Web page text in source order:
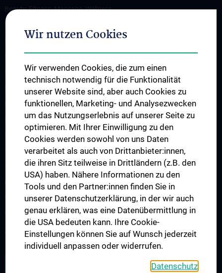
Beauty, Fitness, Massage, Wellness
Brillen, Optik
Ernährung, Kulinarik
Großmärkte
Telekommunikation
Uhren, Schmuck
Veranstaltungen, Kultur
Versicherungen
Zeitungen, Copy, Druck
Wir nutzen Cookies
Wir verwenden Cookies, die zum einen
technisch notwendig für die Funktionalität
unserer Website sind, aber auch Cookies zu
funktionellen, Marketing- und Analysezwecken
um das Nutzungserlebnis auf unserer Seite zu
optimieren. Mit Ihrer Einwilligung zu den
Cookies werden sowohl von uns Daten
verarbeitet als auch von Drittanbieter:innen,
die ihren Sitz teilweise in Drittländern (z.B. den
USA) haben. Nähere Informationen zu den
Tools und den Partner:innen finden Sie in
unserer Datenschutzerklärung, in der wir auch
genau erklären, was eine Datenübermittlung in
die USA bedeuten kann. Ihre Cookie-
Einstellungen können Sie auf Wunsch jederzeit
individuell anpassen oder widerrufen.
Datenschutz